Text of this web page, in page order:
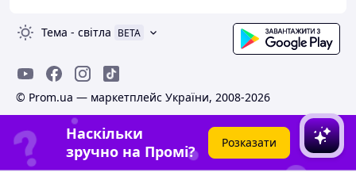
Тема - світла BETA
© Prom.ua — маркетплейс України, 2008-2026
Наскільки
зручно на Промі?
Розказати